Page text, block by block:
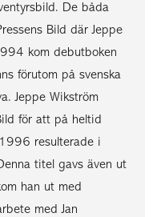
De båda
Bild där Jeppe
kom debutboken
förutom på svenska
Jeppe Wikström
för att på heltid
resulterade i
titel gavs även ut
han ut med
med Jan